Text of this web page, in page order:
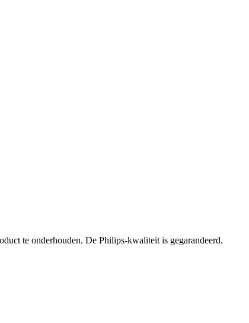
te onderhouden. De Philips-kwaliteit is gegarandeerd.